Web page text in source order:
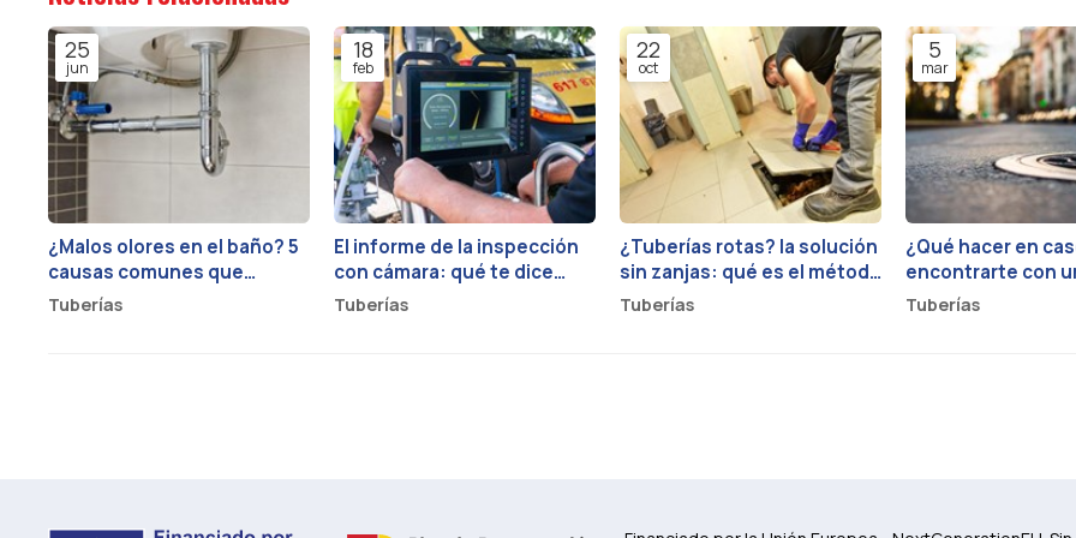
25
jun
¿Malos olores en el baño? 5
causas comunes que
provienen de tus tuberías
Tuberías
18
feb
El informe de la inspección
con cámara: qué te dice
sobre la salud de tus
Tuberías
22
oct
¿Tuberías rotas? la solución
sin zanjas: qué es el método
pipe-bursting y sus 3
Tuberías
5
mar
¿Qué hacer en
encontrarte con
bajante obstruida?
Tuberías